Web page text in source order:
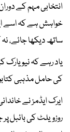
انتخابی مہم کے
خواہش ہے کہ اسے
ساتھ دیکھا جائے،
یاد رہے کہ نیو یارک
کی حامل مذہبی
ایرک ایڈمز نے
روزویلٹ کی بائبل